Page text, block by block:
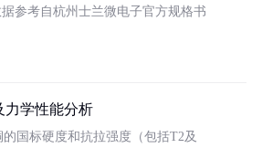
参考自杭州士兰微电子官方规格书
力学性能分析
国标硬度和抗拉强度（包括T2及